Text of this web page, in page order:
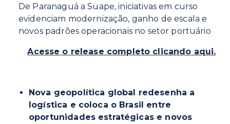
De Paranaguá a Suape, iniciativas em curso
evidenciam modernização, ganho de escala e
novos padrões operacionais no setor portuário
Acesse o release completo clicando aqui.
Nova geopolítica global redesenha a
logística e coloca o Brasil entre
oportunidades estratégicas e novos